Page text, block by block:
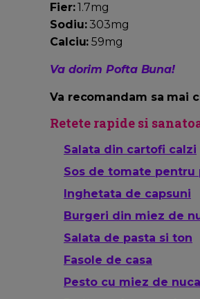
Fier:1.7mg
Sodiu:303mg
Calciu: 59mg
Va dorim Pofta Buna!
Va recomandam sa mai
Retete rapide si
Salata din cartofi calzi
Sos de tomate pentru
Inghetata de capsuni
Burgeri din miez de
Salata de pasta si ton
Fasole de casa
Pesto cu miez de nuca